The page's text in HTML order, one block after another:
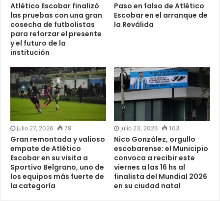
Atlético Escobar finalizó
las pruebas con una gran
cosecha de futbolistas
para reforzar el presente
y el futuro de la
institución
Paso en falso de Atlético
Escobar en el arranque de
la Reválida
julio 27, 2026 79
Gran remontada y valioso
empate de Atlético
Escobar en su visita a
Sportivo Belgrano, uno de
los equipos más fuerte de
la categoría
julio 23, 2026 103
Nico González, orgullo
escobarense: el Municipio
convoca a recibir este
viernes a las 16 hs al
finalista del Mundial 2026
en su ciudad natal